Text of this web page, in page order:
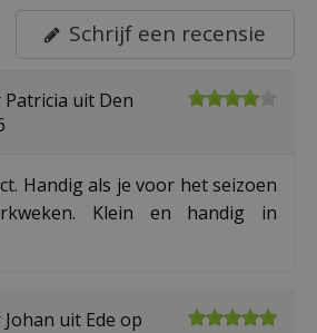
Schrijf een recensie
Patricia uit Den
Handig als je voor het seizoen
Klein en handig in
Johan uit Ede op